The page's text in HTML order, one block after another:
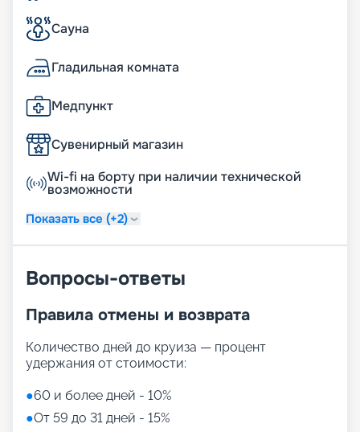
Сауна
Гладильная комната
Медпункт
Сувенирный магазин
Wi-fi на борту при наличии технической
возможности
Показать все (+2)
Вопросы-ответы
Правила отмены и возврата
Количество дней до круиза — процент
удержания от стоимости:
●60 и более дней - 10%
●От 59 до 31 дней - 15%